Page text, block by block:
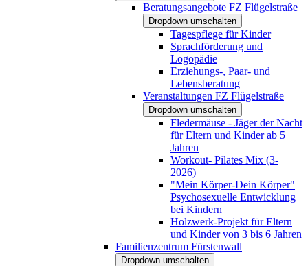
Beratungsangebote FZ Flügelstraße
Dropdown umschalten
Tagespflege für Kinder
Sprachförderung und
Logopädie
Erziehungs-, Paar- und
Lebensberatung
Veranstaltungen FZ Flügelstraße
Dropdown umschalten
Fledermäuse - Jäger der Nacht
für Eltern und Kinder ab 5
Jahren
Workout- Pilates Mix (3-
2026)
"Mein Körper-Dein Körper"
Psychosexuelle Entwicklung
bei Kindern
Holzwerk-Projekt für Eltern
und Kinder von 3 bis 6 Jahren
Familienzentrum Fürstenwall
Dropdown umschalten